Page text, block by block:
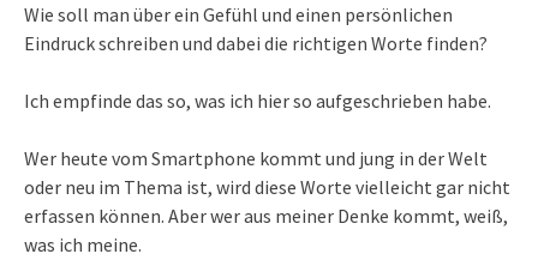
Wie soll man über ein Gefühl und einen persönlichen
Eindruck schreiben und dabei die richtigen Worte finden?
Ich empfinde das so, was ich hier so aufgeschrieben habe.
Wer heute vom Smartphone kommt und jung in der Welt
oder neu im Thema ist, wird diese Worte vielleicht gar nicht
erfassen können. Aber wer aus meiner Denke kommt, weiß,
was ich meine.